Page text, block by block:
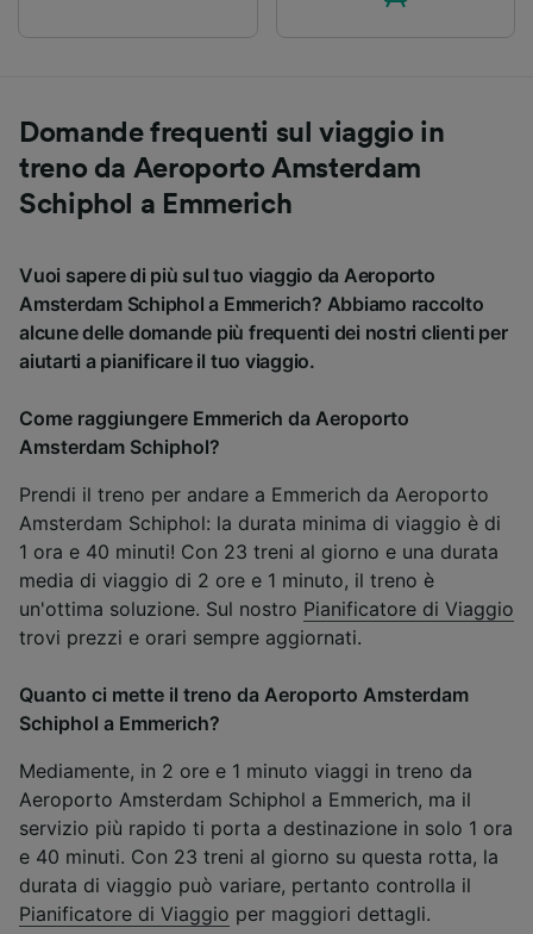
Domande frequenti sul viaggio in
treno da Aeroporto Amsterdam
Schiphol a Emmerich
Vuoi sapere di più sul tuo viaggio da Aeroporto
Amsterdam Schiphol a Emmerich? Abbiamo raccolto
alcune delle domande più frequenti dei nostri clienti per
aiutarti a pianificare il tuo viaggio.
Come raggiungere Emmerich da Aeroporto
Amsterdam Schiphol?
Prendi il treno per andare a Emmerich da Aeroporto
Amsterdam Schiphol: la durata minima di viaggio è di
1 ora e 40 minuti! Con 23 treni al giorno e una durata
media di viaggio di 2 ore e 1 minuto, il treno è
un'ottima soluzione. Sul nostro Pianificatore di Viaggio
trovi prezzi e orari sempre aggiornati.
Quanto ci mette il treno da Aeroporto Amsterdam
Schiphol a Emmerich?
Mediamente, in 2 ore e 1 minuto viaggi in treno da
Aeroporto Amsterdam Schiphol a Emmerich, ma il
servizio più rapido ti porta a destinazione in solo 1 ora
e 40 minuti. Con 23 treni al giorno su questa rotta, la
durata di viaggio può variare, pertanto controlla il
Pianificatore di Viaggio per maggiori dettagli.